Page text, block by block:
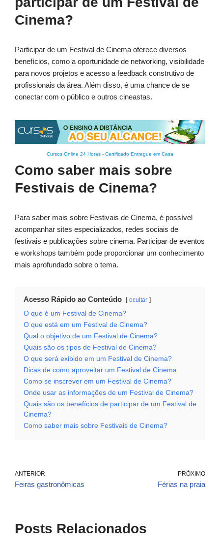
Cinema?
Participar de um Festival de Cinema oferece diversos
benefícios, como a oportunidade de networking, visibilidade
para novos projetos e acesso a feedback construtivo de
profissionais da área. Além disso, é uma chance de se
conectar com o público e outros cineastas.
Cursos Online 24 Horas - Certificado Entregue em Casa
Como saber mais sobre
Festivais de Cinema?
Para saber mais sobre Festivais de Cinema, é possível
acompanhar sites especializados, redes sociais de
festivais e publicações sobre cinema. Participar de eventos
e workshops também pode proporcionar um conhecimento
mais aprofundado sobre o tema.
Acesso Rápido ao Conteúdo ocultar
O que é um Festival de Cinema?
O que está em um Festival de Cinema?
Qual o objetivo de um Festival de Cinema?
Quais são os tipos de Festival de Cinema?
O que será exibido em um Festival de Cinema?
Dicas de como aproveitar um Festival de Cinema
Como se inscrever em um Festival de Cinema?
Onde usar as informações de um Festival de Cinema?
Quais são os benefícios de participar de um Festival de
Cinema?
Como saber mais sobre Festivais de Cinema?
ANTERIOR
Feiras gastronômicas
PRÓXIMO
Férias na praia
Posts Relacionados